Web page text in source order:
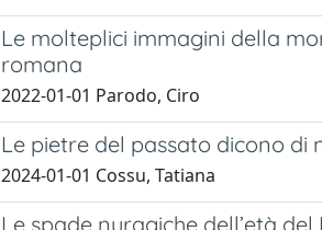
Le molteplici immagini della
romana
2022-01-01 Parodo, Ciro
Le pietre del passato dicono di
2024-01-01 Cossu, Tatiana
Le spade nuragiche dell’età